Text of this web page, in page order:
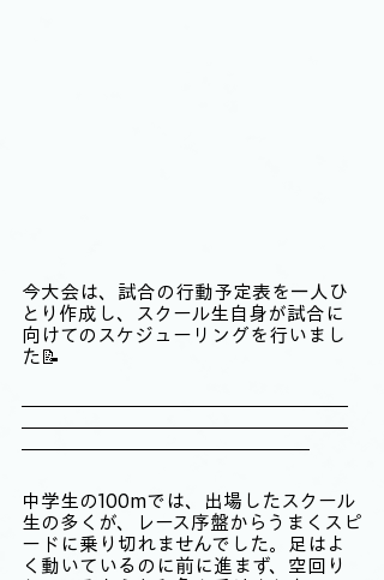
今大会は、試合の行動予定表を一人ひ
とり作成し、スクール生自身が試合に
向けてのスケジューリングを行いまし
た📝
中学生の100mでは、出場したスクール
生の多くが、レース序盤からうまくスピ
ードに乗り切れませんでした。足はよ
く動いているのに前に進まず、空回り